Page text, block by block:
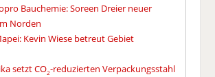
Bauchemie: Soreen Dreier neuer
Norden
Kevin Wiese betreut Gebiet
setzt CO2-reduzierten Verpackungsstahl